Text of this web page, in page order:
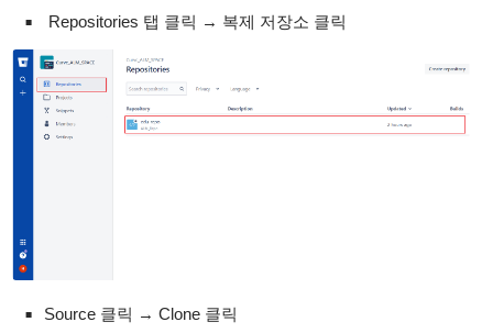
Repositories 탭 클릭 → 복제 저장소 클릭
Source 클릭 → Clone 클릭